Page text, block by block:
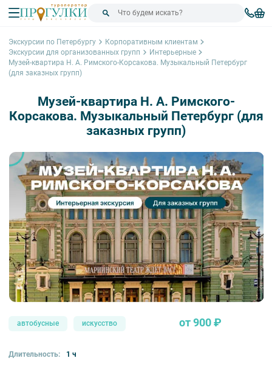
Экскурсии по Петербургу
Корпоративным клиентам
Экскурсии для организованных групп
Интерьерные
Музей-квартира Н. А. Римского-Корсакова. Музыкальный Петербург
(для заказных групп)
Музей-квартира Н. А. Римского-
Корсакова. Музыкальный Петербург (для
заказных групп)
автобусные искусство от 900 ₽
Длительность: 1 ч